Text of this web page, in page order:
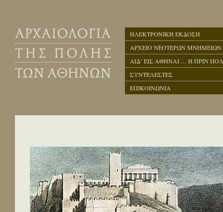
ΗΛΕΚΤΡΟΝΙΚΗ ΕΚΔΟΣΗ
ΑΡΧΕΙΟ ΝΕΟΤΕΡΩΝ ΜΝΗΜΕΙΩΝ
ΑΙΔ’ ΕΙΣ ΑΘΗΝΑΙ … Η ΠΡΙΝ
ΣΥΝΤΕΛΕΣΤΕΣ
ΕΠΙΚΟΙΝΩΝΙΑ